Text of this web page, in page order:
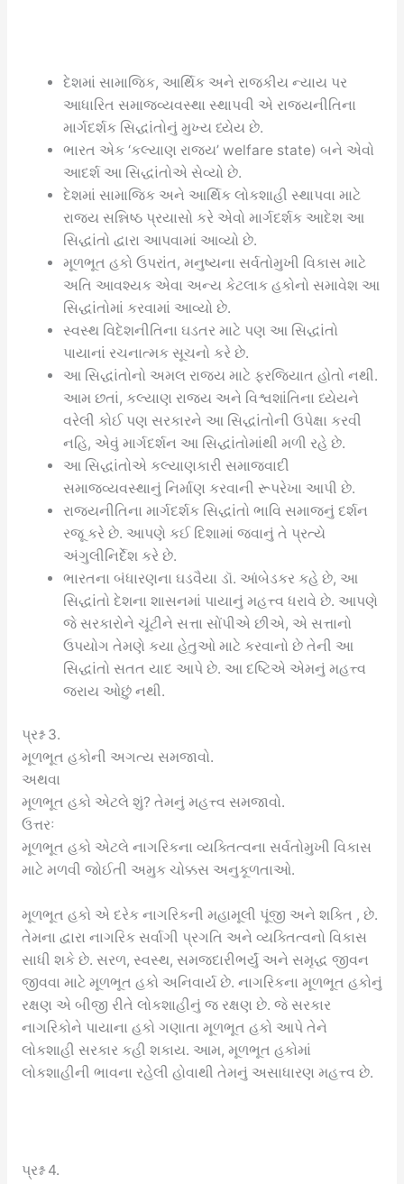
દેશમાં સામાજિક, આર્થિક અને રાજકીય ન્યાય પર
આધારિત સમાજવ્યવસ્થા સ્થાપવી એ રાજ્યનીતિના
માર્ગદર્શક સિદ્ધાંતોનું મુખ્ય ધ્યેય છે.
ભારત એક ‘કલ્યાણ રાજ્ય’ welfare state) બને એવો
આદર્શ આ સિદ્ધાંતોએ સેવ્યો છે.
દેશમાં સામાજિક અને આર્થિક લોકશાહી સ્થાપવા માટે
રાજ્ય સન્નિષ્ઠ પ્રયાસો કરે એવો માર્ગદર્શક આદેશ આ
સિદ્ધાંતો દ્વારા આપવામાં આવ્યો છે.
મૂળભૂત હકો ઉપરાંત, મનુષ્યના સર્વતોમુખી વિકાસ માટે
અતિ આવશ્યક એવા અન્ય કેટલાક હકોનો સમાવેશ આ
સિદ્ધાંતોમાં કરવામાં આવ્યો છે.
સ્વસ્થ વિદેશનીતિના ઘડતર માટે પણ આ સિદ્ધાંતો
પાયાનાં રચનાત્મક સૂચનો કરે છે.
આ સિદ્ધાંતોનો અમલ રાજ્ય માટે ફરજિયાત હોતો નથી.
આમ છતાં, કલ્યાણ રાજ્ય અને વિશ્વશાંતિના ધ્યેયને
વરેલી કોઈ પણ સરકારને આ સિદ્ધાંતોની ઉપેક્ષા કરવી
નહિ, એવું માર્ગદર્શન આ સિદ્ધાંતોમાંથી મળી રહે છે.
આ સિદ્ધાંતોએ કલ્યાણકારી સમાજવાદી
સમાજવ્યવસ્થાનું નિર્માણ કરવાની રૂપરેખા આપી છે.
રાજ્યનીતિના માર્ગદર્શક સિદ્ધાંતો ભાવિ સમાજનું દર્શન
રજૂ કરે છે. આપણે કઈ દિશામાં જવાનું તે પ્રત્યે
અંગુલીનિર્દેશ કરે છે.
ભારતના બંધારણના ઘડવૈયા ડૉ. આંબેડકર કહે છે, આ
સિદ્ધાંતો દેશના શાસનમાં પાયાનું મહત્ત્વ ધરાવે છે. આપણે
જે સરકારોને ચૂંટીને સત્તા સોંપીએ છીએ, એ સત્તાનો
ઉપયોગ તેમણે કયા હેતુઓ માટે કરવાનો છે તેની આ
સિદ્ધાંતો સતત યાદ આપે છે. આ દષ્ટિએ એમનું મહત્ત્વ
જરાય ઓછું નથી.
પ્રશ્ન 3.
મૂળભૂત હકોની અગત્ય સમજાવો.
અથવા
મૂળભૂત હકો એટલે શું? તેમનું મહત્ત્વ સમજાવો.
ઉત્તરઃ
મૂળભૂત હકો એટલે નાગરિકના વ્યક્તિત્વના સર્વતોમુખી વિકાસ
માટે મળવી જોઈતી અમુક ચોક્કસ અનુકૂળતાઓ.
મૂળભૂત હકો એ દરેક નાગરિકની મહામૂલી પૂંજી અને શક્તિ , છે.
તેમના દ્વારા નાગરિક સર્વાગી પ્રગતિ અને વ્યક્તિત્વનો વિકાસ
સાધી શકે છે. સરળ, સ્વસ્થ, સમજદારીભર્યું અને સમૃદ્ધ જીવન
જીવવા માટે મૂળભૂત હકો અનિવાર્ય છે. નાગરિકના મૂળભૂત હકોનું
રક્ષણ એ બીજી રીતે લોકશાહીનું જ રક્ષણ છે. જે સરકાર
નાગરિકોને પાયાના હકો ગણાતા મૂળભૂત હકો આપે તેને
લોકશાહી સરકાર કહી શકાય. આમ, મૂળભૂત હકોમાં
લોકશાહીની ભાવના રહેલી હોવાથી તેમનું અસાધારણ મહત્ત્વ છે.
પ્રશ્ન 4.